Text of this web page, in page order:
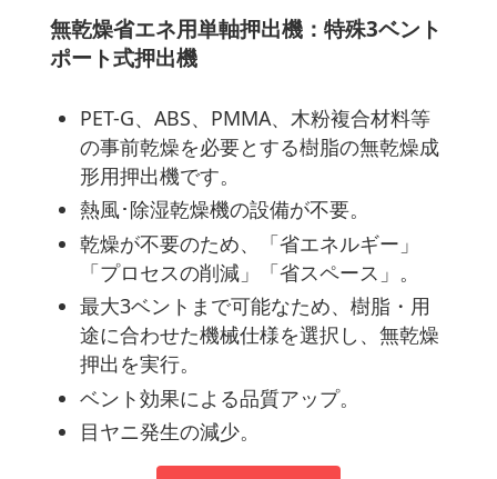
無乾燥省エネ用単軸押出機：特殊3ベント
ポート式押出機
PET-G、ABS、PMMA、木粉複合材料等
の事前乾燥を必要とする樹脂の無乾燥成
形用押出機です。
熱風･除湿乾燥機の設備が不要。
乾燥が不要のため、「省エネルギー」
「プロセスの削減」「省スペース」。
最大3ベントまで可能なため、樹脂・用
途に合わせた機械仕様を選択し、無乾燥
押出を実行。
ベント効果による品質アップ。
目ヤニ発生の減少。